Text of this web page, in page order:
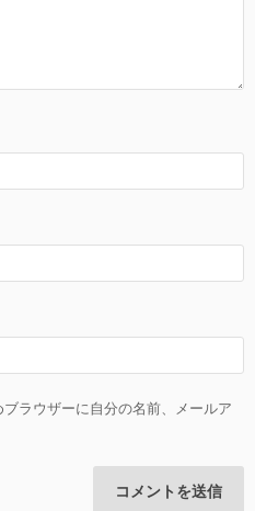
ラウザーに自分の名前、メールア